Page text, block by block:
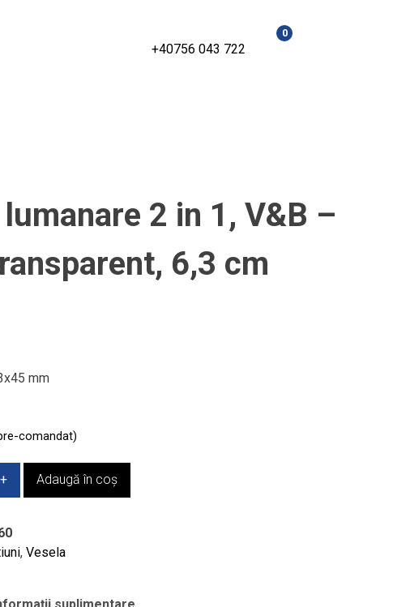
+40756 043 722
0
2 in 1, V&B –
6,3 cm
mm
comandat)
Adaugă în coș
,Vesela
suplimentare